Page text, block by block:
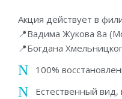
Акция действует в
📍Вадима Жукова 8а
📍Богдана
100%
Естественный